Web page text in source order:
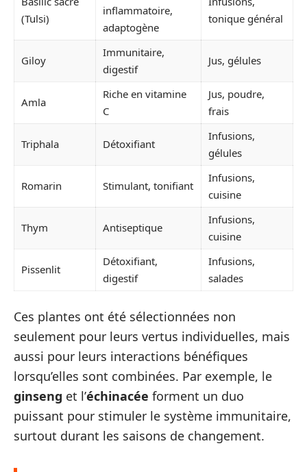
(Tulsi)
inflammatoire,
adaptogène
tonique général
Giloy
Immunitaire,
digestif
Jus, gélules
Amla
Riche en vitamine
C
Jus, poudre,
frais
Triphala Détoxifiant
Infusions,
gélules
Romarin Stimulant, tonifiant
Infusions,
cuisine
Thym Antiseptique
Infusions,
cuisine
Pissenlit
Détoxifiant,
digestif
Infusions,
salades
Ces plantes ont été sélectionnées non
seulement pour leurs vertus individuelles, mais
aussi pour leurs interactions bénéfiques
lorsqu’elles sont combinées. Par exemple, le
ginseng et l’échinacée forment un duo
puissant pour stimuler le système immunitaire,
surtout durant les saisons de changement.